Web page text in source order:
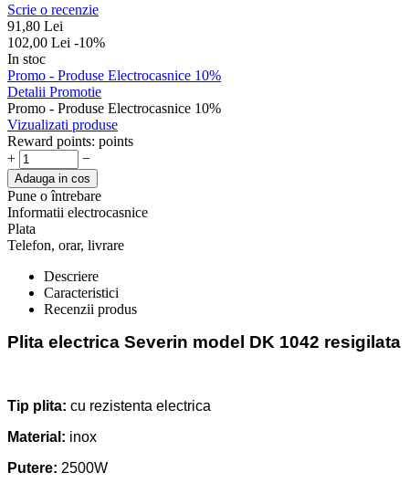
Scrie o recenzie
91,80 Lei
102,00 Lei -10%
In stoc
Promo - Produse Electrocasnice 10%
Detalii Promotie
Promo - Produse Electrocasnice 10%
Vizualizati produse
Reward points: points
+
−
Adauga in cos
Pune o întrebare
Informatii electrocasnice
Plata
Telefon, orar, livrare
Descriere
Caracteristici
Recenzii produs
Plita electrica Severin model DK 1042 resigilata
Tip plita: cu rezistenta electrica
Material: inox
Putere: 2500W